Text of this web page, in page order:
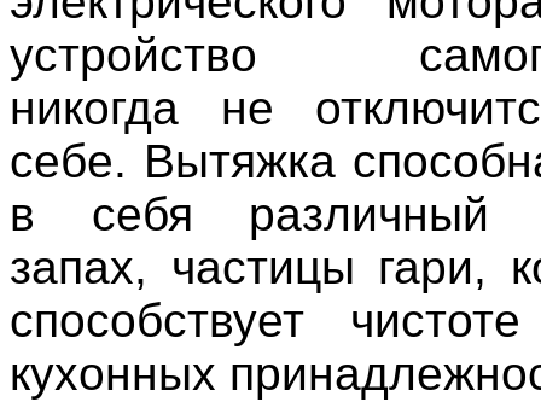
устройство
никогда не
себе. Вытяжка
в себя различный
запах, частицы гари,
способствует
кухонных